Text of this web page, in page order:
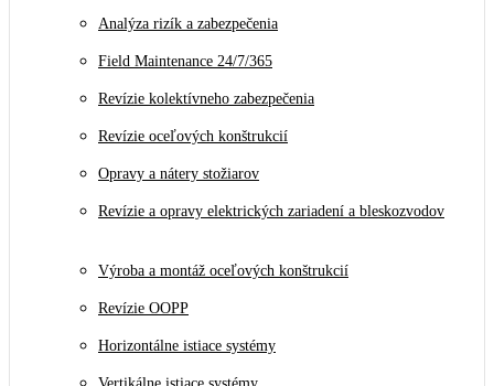
Analýza rizík a zabezpečenia
Field Maintenance 24/7/365
Revízie kolektívneho zabezpečenia
Revízie oceľových konštrukcií
Opravy a nátery stožiarov
Revízie a opravy elektrických zariadení a bleskozvodov
Výroba a montáž oceľových konštrukcií
Revízie OOPP
Horizontálne istiace systémy